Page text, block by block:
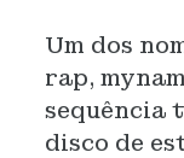
Um dos
rap,
sequência
disco de